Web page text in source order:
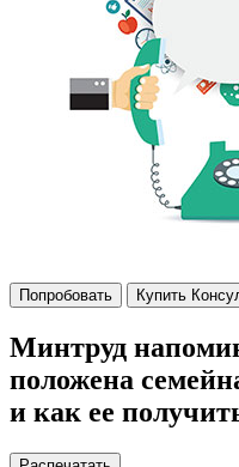
Попробовать Купить
Минтруд
положена
и как ее